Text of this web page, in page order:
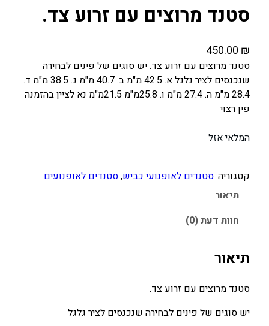
סטנד מרוצים עם זרוע צד.
450.00 ₪
סטנד מרוצים עם זרוע צד. יש סוגים של פינים לבחירה
שנכנסים לציר גלגל א. 42.5 מ"מ ב. 40.7 מ"מ ג. 38.5 מ"מ ד.
28.4 מ"מ ה. 27.4 מ"מ ו. 25.8מ"מ 21.5מ"מ נא לציין בהזמנה
פין רצוי
המלאי אזל
קטגוריה:סטנדים לאופנועי כביש, סטנדים לאופנועים
תיאור
חוות דעת (0)
תיאור
סטנד מרוצים עם זרוע צד.
יש סוגים של פינים לבחירה שנכנסים לציר גלגל